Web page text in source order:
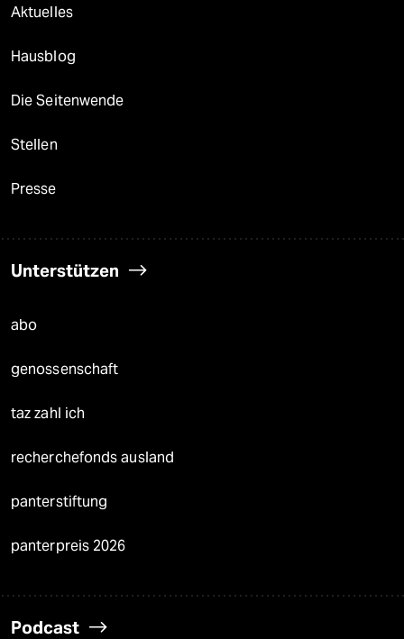
Aktuelles
Hausblog
Die Seitenwende
Stellen
Presse
Unterstützen
abo
genossenschaft
taz zahl ich
recherchefonds ausland
panterstiftung
panterpreis 2026
Podcast